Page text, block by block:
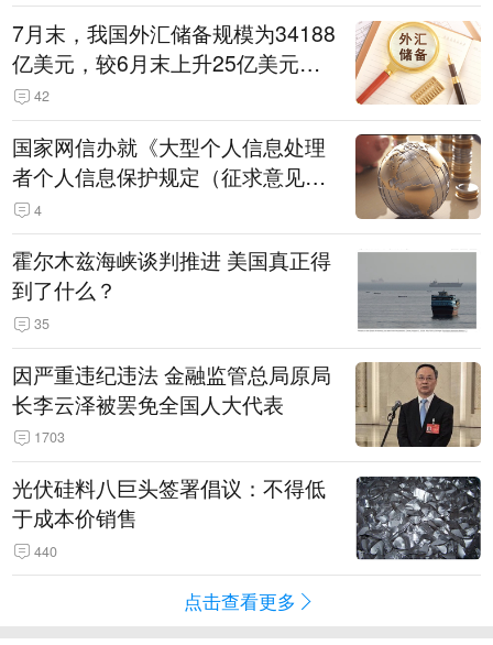
7月末，我国外汇储备规模为34188
亿美元，较6月末上升25亿美元，
升幅为0.07%
42
国家网信办就《大型个人信息处理
者个人信息保护规定（征求意见
稿）》公开征求意见
4
霍尔木兹海峡谈判推进 美国真正得
到了什么？
35
因严重违纪违法 金融监管总局原局
长李云泽被罢免全国人大代表
1703
光伏硅料八巨头签署倡议：不得低
于成本价销售
440
点击查看更多